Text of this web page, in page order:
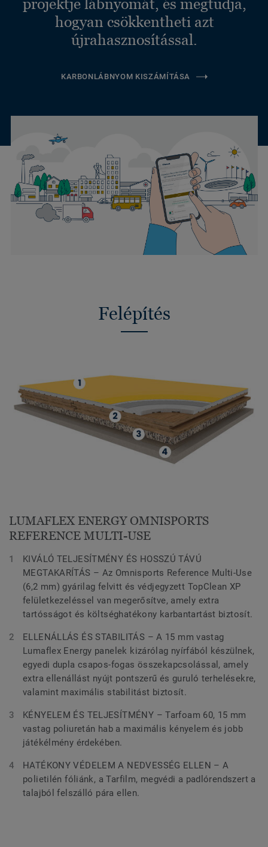
projektje lábnyomát, és megtudja,
hogyan csökkentheti azt
újrahasznosítással.
KARBONLÁBNYOM KISZÁMÍTÁSA
Felépítés
LUMAFLEX ENERGY OMNISPORTS
REFERENCE MULTI-USE
KIVÁLÓ TELJESÍTMÉNY ÉS HOSSZÚ TÁVÚ
MEGTAKARÍTÁS – Az Omnisports Reference Multi-Use
(6,2 mm) gyárilag felvitt és védjegyzett TopClean XP
felületkezeléssel van megerősítve, amely extra
tartósságot és költséghatékony karbantartást biztosít.
ELLENÁLLÁS ÉS STABILITÁS – A 15 mm vastag
Lumaflex Energy panelek kizárólag nyírfából készülnek,
egyedi dupla csapos-fogas összekapcsolással, amely
extra ellenállást nyújt pontszerű és guruló terhelésekre,
valamint maximális stabilitást biztosít.
KÉNYELEM ÉS TELJESÍTMÉNY – Tarfoam 60, 15 mm
vastag poliuretán hab a maximális kényelem és jobb
játékélmény érdekében.
HATÉKONY VÉDELEM A NEDVESSÉG ELLEN – A
polietilén fóliánk, a Tarfilm, megvédi a padlórendszert a
talajból felszálló pára ellen.